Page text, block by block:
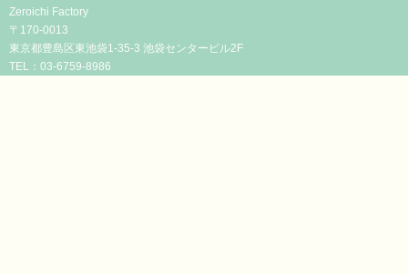
Zeroichi Factory
〒170-0013
東京都豊島区東池袋1-35-3 池袋センタービル2F
TEL：03-6759-8986